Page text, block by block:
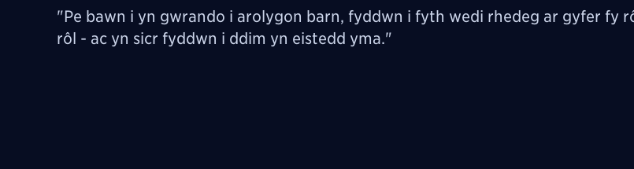
"Pe bawn i yn gwrando i arolygon barn, fyddwn i fyth wedi rhedeg ar gyfer fy
rôl - ac yn sicr fyddwn i ddim yn eistedd yma."